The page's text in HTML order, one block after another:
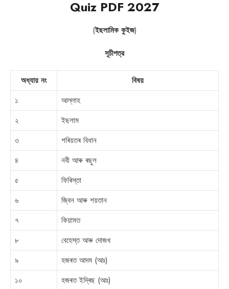
Quiz PDF 2027
(ইছলামিক কুইজ)
সূচীপত্র
অধ্যায় নং
বিষয়
১
আল্লাহ
২
ইছলাম
৩
শৰিয়তৰ বিধান
৪
নবী আৰু ৰছুল
৫
ফিৰিস্তা
৬
জ্বিন আৰু শয়তান
৭
কিয়ামত
৮
বেহেস্ত আৰু দোজখ
৯
হজৰত আদম (আঃ)
১০
হজৰত ইদ্ৰিছ (আঃ)